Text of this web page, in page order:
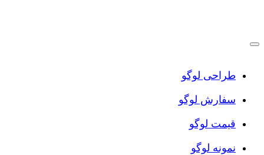
طراحی لوگو
سفارش لوگو
قیمت لوگو
نمونه لوگو